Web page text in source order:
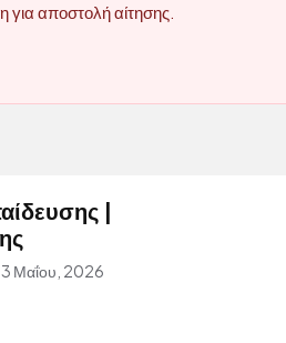
για αποστολή αίτησης.
|
Μαΐου, 2026